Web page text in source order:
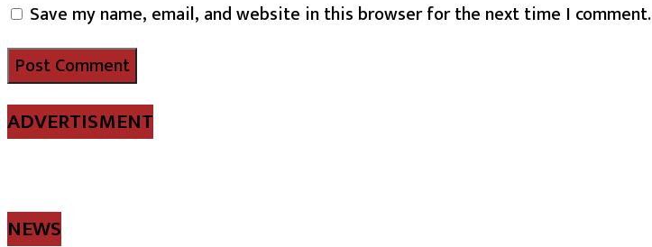
Save my name, email, and website in this browser for the next time I comment.
ADVERTISMENT
NEWS